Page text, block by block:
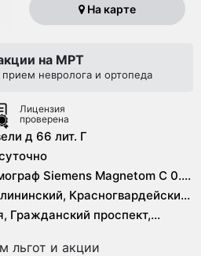
На карте
на МРТ
невролога и ортопеда
Лицензия
проверена
д 66 лит. Г
Siemens Magnetom C 0.4
Красногвардейский,
Ленинградская область
Гражданский проспект,
Просвещения
льгот и акции